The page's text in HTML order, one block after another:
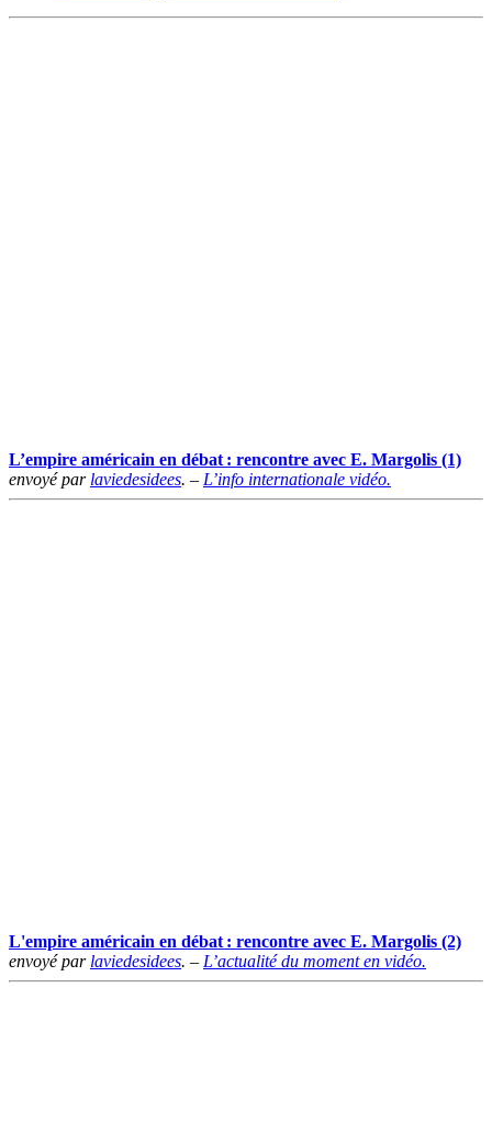
L’empire américain en débat : rencontre avec E. Margolis (1)
envoyé par laviedesidees. – L’info internationale vidéo.
L'empire américain en débat : rencontre avec E. Margolis (2)
envoyé par laviedesidees. – L’actualité du moment en vidéo.